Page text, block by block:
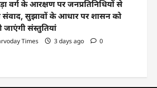
वर्ग के आरक्षण पर जनप्रतिनिधियों से
संवाद, सुझावों के आधार पर शासन को
संस्तुतियां
Times 3 days ago 0